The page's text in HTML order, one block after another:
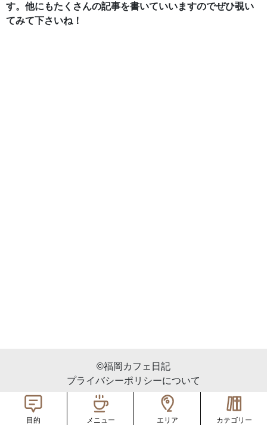
す。他にもたくさんの記事を書いていいますのでぜひ覗い
てみて下さいね！
©︎福岡カフェ日記
プライバシーポリシーについて
目的 メニュー エリア カテゴリー